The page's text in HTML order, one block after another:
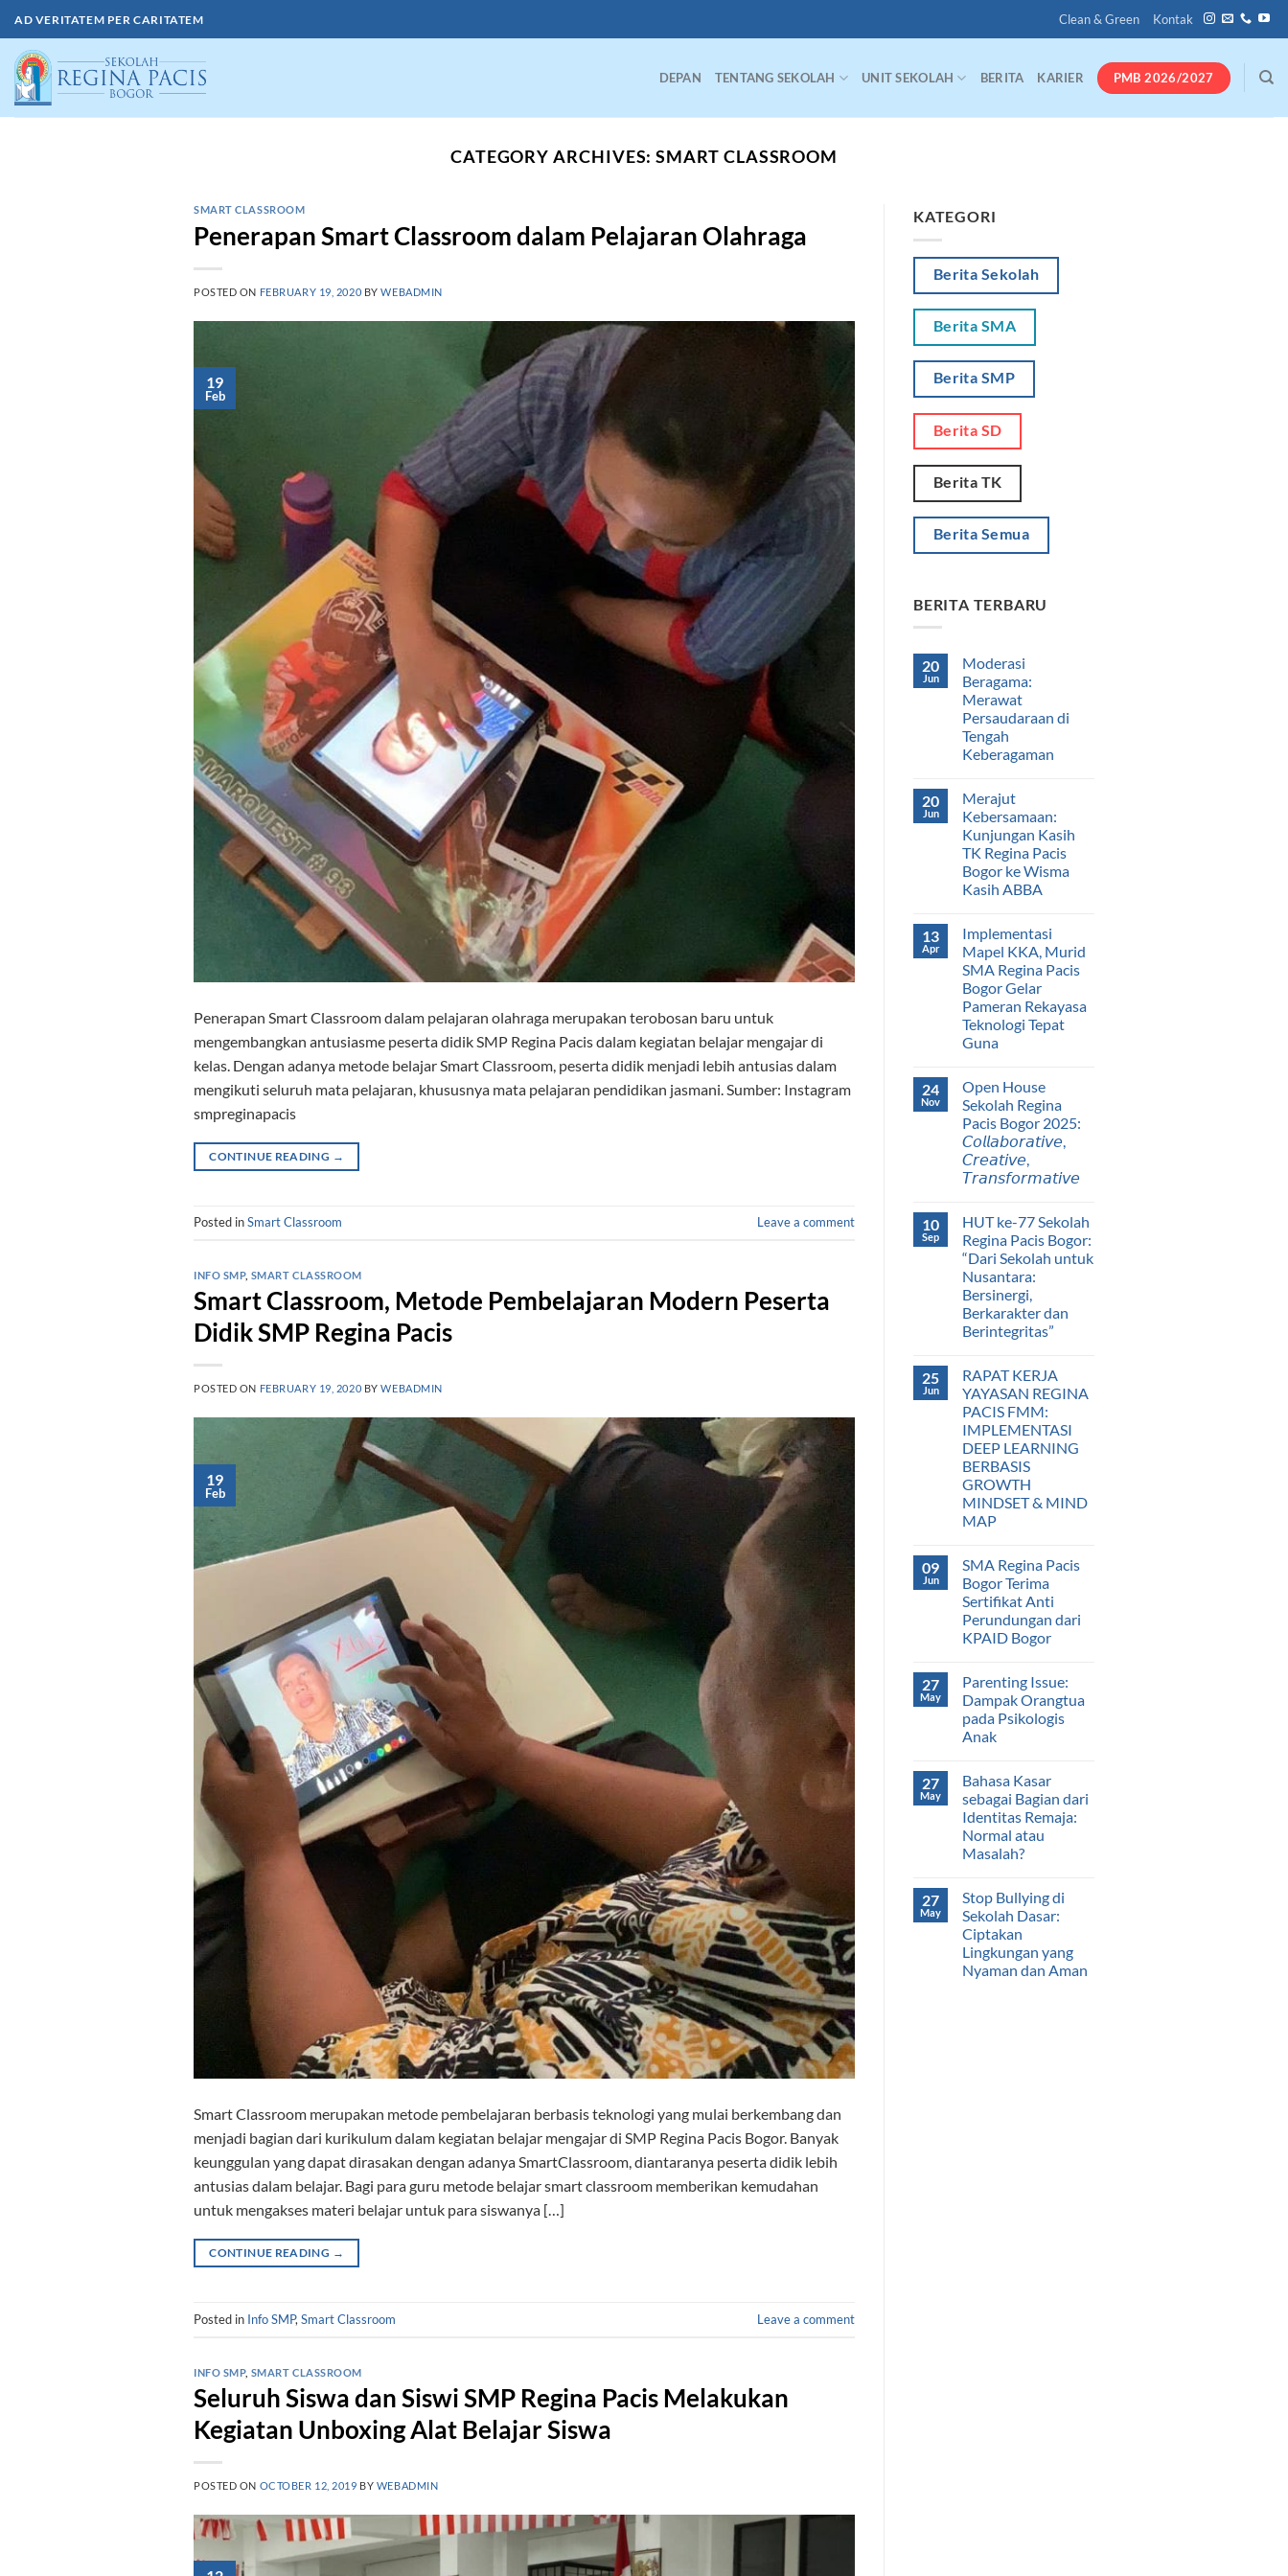
Skip
to
content
AD VERITATEM PER CARITATEM Clean & Green Kontak
DEPAN TENTANG SEKOLAH UNIT SEKOLAH BERITA KARIER PMB 2026/2027
CATEGORY ARCHIVES:SMART CLASSROOM
SMART CLASSROOM
Penerapan Smart Classroom dalam Pelajaran Olahraga
POSTED ON FEBRUARY 19, 2020 BYWEBADMIN
19
Feb
Penerapan Smart Classroom dalam pelajaran olahraga merupakan terobosan baru untuk
mengembangkan antusiasme peserta didik SMP Regina Pacis dalam kegiatan belajar mengajar di
kelas. Dengan adanya metode belajar Smart Classroom, peserta didik menjadi lebih antusias dalam
mengikuti seluruh mata pelajaran, khususnya mata pelajaran pendidikan jasmani. Sumber: Instagram
smpreginapacis
CONTINUE READING →
Posted inSmart Classroom Leave a comment
INFO SMP, SMART CLASSROOM
Smart Classroom, Metode Pembelajaran Modern Peserta
Didik SMP Regina Pacis
POSTED ON FEBRUARY 19, 2020 BYWEBADMIN
19
Feb
Smart Classroom merupakan metode pembelajaran berbasis teknologi yang mulai berkembang dan
menjadi bagian dari kurikulum dalam kegiatan belajar mengajar di SMP Regina Pacis Bogor. Banyak
keunggulan yang dapat dirasakan dengan adanya SmartClassroom, diantaranya peserta didik lebih
antusias dalam belajar. Bagi para guru metode belajar smart classroom memberikan kemudahan
untuk mengakses materi belajar untuk para siswanya […]
CONTINUE READING →
Posted in Info SMP, Smart Classroom Leave a comment
INFO SMP, SMART CLASSROOM
Seluruh Siswa dan Siswi SMP Regina Pacis Melakukan
Kegiatan Unboxing Alat Belajar Siswa
POSTED ON OCTOBER 12, 2019 BY WEBADMIN
KATEGORI
Berita Sekolah
Berita SMA
Berita SMP
Berita SD
Berita TK
Berita Semua
BERITA TERBARU
20
Jun
Moderasi
Beragama:
Merawat
Persaudaraan di
Tengah
Keberagaman
20
Jun
Merajut
Kebersamaan:
Kunjungan Kasih
TK Regina Pacis
Bogor ke Wisma
Kasih ABBA
13
Apr
Implementasi
Mapel KKA, Murid
SMA Regina Pacis
Bogor Gelar
Pameran Rekayasa
Teknologi Tepat
Guna
24
Nov
Open House
Sekolah Regina
Pacis Bogor 2025:
𝘊𝘰𝘭𝘭𝘢𝘣𝘰𝘳𝘢𝘵𝘪𝘷𝘦,
𝘊𝘳𝘦𝘢𝘵𝘪𝘷𝘦,
𝘛𝘳𝘢𝘯𝘴𝘧𝘰𝘳𝘮𝘢𝘵𝘪𝘷𝘦
10
Sep
HUT ke-77 Sekolah
Regina Pacis Bogor:
“Dari Sekolah untuk
Nusantara:
Bersinergi,
Berkarakter dan
Berintegritas”
25
Jun
RAPAT KERJA
YAYASAN REGINA
PACIS FMM:
IMPLEMENTASI
DEEP LEARNING
BERBASIS
GROWTH
MINDSET & MIND
MAP
09
Jun
SMA Regina Pacis
Bogor Terima
Sertifikat Anti
Perundungan dari
KPAID Bogor
27
May
Parenting Issue:
Dampak Orangtua
pada Psikologis
Anak
27
May
Bahasa Kasar
sebagai Bagian dari
Identitas Remaja:
Normal atau
Masalah?
27
May
Stop Bullying di
Sekolah Dasar:
Ciptakan
Lingkungan yang
Nyaman dan Aman